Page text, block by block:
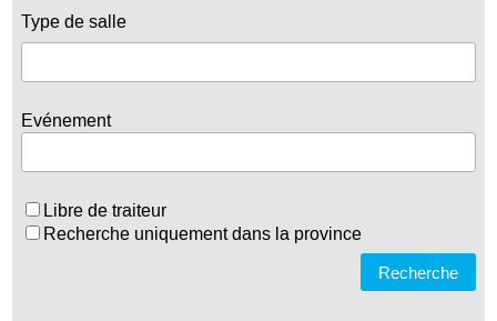
Type de salle
Evénement
Libre de traiteur
Recherche uniquement dans la province
Recherche